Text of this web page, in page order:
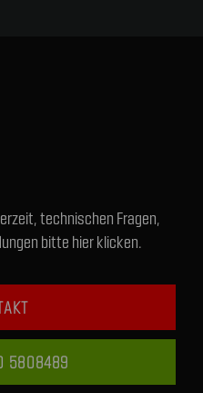
technischen Fragen,
bitte hier klicken.
5808489